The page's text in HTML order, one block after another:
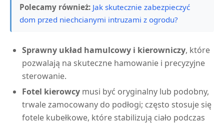
Polecamy również: Jak skutecznie zabezpieczyć
dom przed niechcianymi intruzami z ogrodu?
Sprawny układ hamulcowy i kierowniczy, które
pozwalają na skuteczne hamowanie i precyzyjne
sterowanie.
Fotel kierowcy musi być oryginalny lub podobny,
trwale zamocowany do podłogi; często stosuje się
fotele kubełkowe, które stabilizują ciało podczas